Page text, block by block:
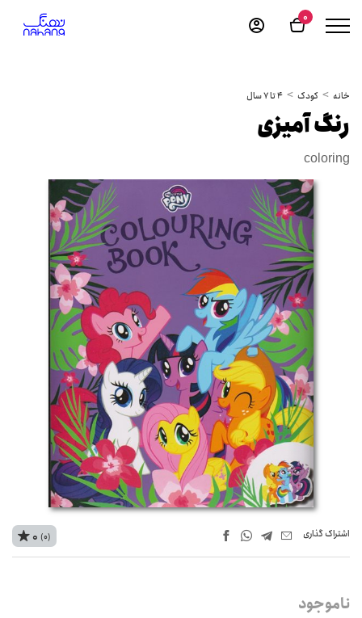
0
خانه کودک 4 تا 7 سال
رنگ آمیزی
coloring
اشتراک‌ گذاری 0 (0)
ناموجود